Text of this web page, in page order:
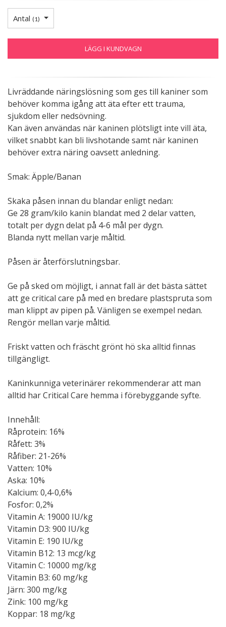
Antal (1)
LÄGG I KUNDVAGN
Livräddande näringslösning som ges till kaniner som
behöver komma igång att äta efter ett trauma,
sjukdom eller nedsövning.
Kan även användas när kaninen plötsligt inte vill äta,
vilket snabbt kan bli livshotande samt när kaninen
behöver extra näring oavsett anledning.
Smak: Äpple/Banan
Skaka påsen innan du blandar enligt nedan:
Ge 28 gram/kilo kanin blandat med 2 delar vatten,
totalt per dygn delat på 4-6 mål per dygn.
Blanda nytt mellan varje måltid.
Påsen är återförslutningsbar.
Ge på sked om möjligt, i annat fall är det bästa sättet
att ge critical care på med en bredare plastspruta som
man klippt av pipen på. Vänligen se exempel nedan.
Rengör mellan varje måltid.
Friskt vatten och fräscht grönt hö ska alltid finnas
tillgängligt.
Kaninkunniga veterinärer rekommenderar att man
alltid har Critical Care hemma i förebyggande syfte.
Innehåll:
Råprotein: 16%
Råfett: 3%
Råfiber: 21-26%
Vatten: 10%
Aska: 10%
Kalcium: 0,4-0,6%
Fosfor: 0,2%
Vitamin A: 19000 IU/kg
Vitamin D3: 900 IU/kg
Vitamin E: 190 IU/kg
Vitamin B12: 13 mcg/kg
Vitamin C: 10000 mg/kg
Vitamin B3: 60 mg/kg
Järn: 300 mg/kg
Zink: 100 mg/kg
Koppar: 18 mg/kg